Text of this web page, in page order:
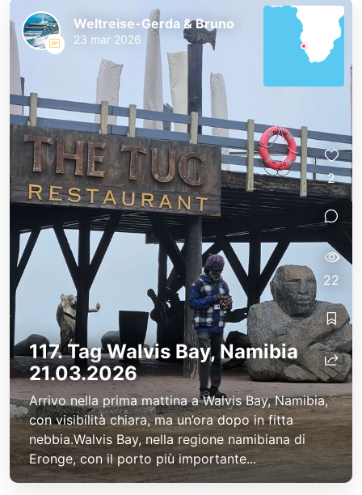
117. Tag Walvis Bay, Namibia
21.03.2026
Arrivo nella prima mattina a Walvis Bay, Namibia,
con visibilità chiara, ma un’ora dopo in fitta
nebbia.Walvis Bay, nella regione namibiana di
Eronge, con il porto più importante...
Weltreise-Gerda & Bruno
23 mar 2026
2
22